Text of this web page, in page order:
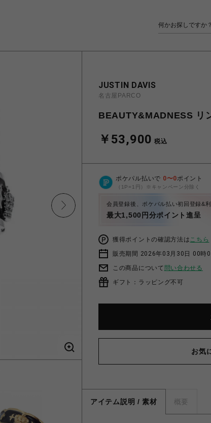
JUSTIN DAVIS
名古屋PARCO
BEAUTY&MADNESS リ
￥53,900 税込
ポケパル払いで 0〜0ポイント
（1P=1円）※キャンペーン分除く
会員登録後、ポケパル払い初回登録&
最大1,500円分ポイント進呈
獲得ポイントの確認方法はこちら
販売期間 2026年03月30日 00時
この商品について 問い合わせる
ギフト：ラッピング不可
お気
アイテム説明 / 素材 概要